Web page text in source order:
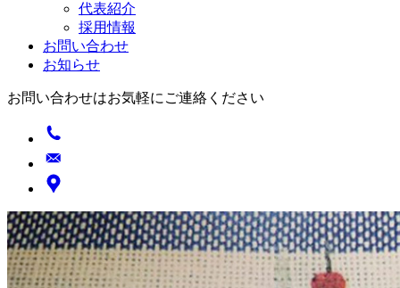
代表紹介
採用情報
お問い合わせ
お知らせ
お問い合わせはお気軽にご連絡ください